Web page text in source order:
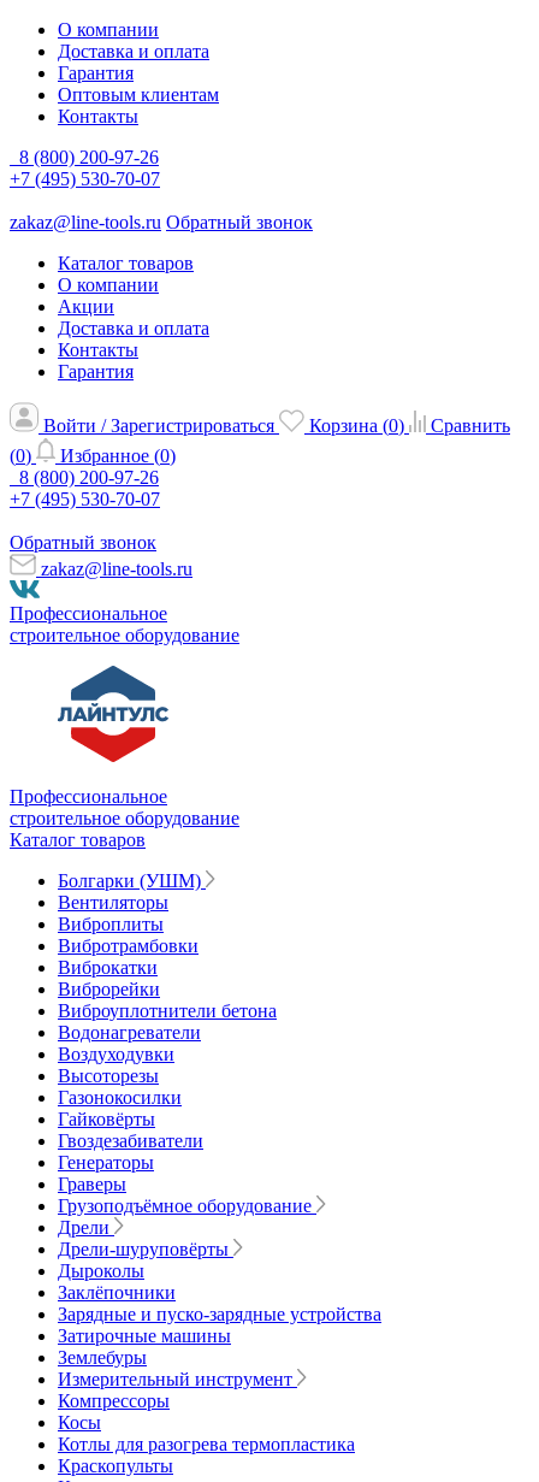
О компании
Доставка и оплата
Гарантия
Оптовым клиентам
Контакты
8 (800) 200-97-26
+7 (495) 530-70-07
zakaz@line-tools.ru Обратный звонок
Каталог товаров
О компании
Акции
Доставка и оплата
Контакты
Гарантия
Войти / Зарегистрироваться Корзина (0)
Сравнить
(0) Избранное (0)
8 (800) 200-97-26
+7 (495) 530-70-07
Обратный звонок
zakaz@line-tools.ru
Профессиональное
строительное оборудование
Профессиональное
строительное оборудование
Каталог товаров
Болгарки (УШМ)
Вентиляторы
Виброплиты
Вибротрамбовки
Виброкатки
Виброрейки
Виброуплотнители бетона
Водонагреватели
Воздуходувки
Высоторезы
Газонокосилки
Гайковёрты
Гвоздезабиватели
Генераторы
Граверы
Грузоподъёмное оборудование
Дрели
Дрели-шуруповёрты
Дыроколы
Заклёпочники
Зарядные и пуско-зарядные устройства
Затирочные машины
Землебуры
Измерительный инструмент
Компрессоры
Косы
Котлы для разогрева термопластика
Краскопульты